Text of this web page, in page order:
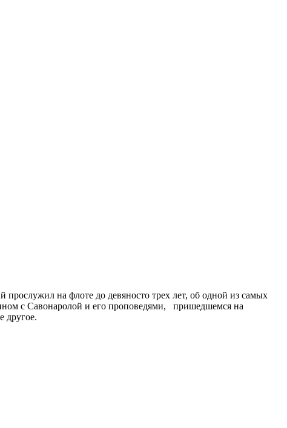
на флоте до девяносто трех лет, об одной из самых
с Савонаролой и его проповедями, пришедшемся на
другое.